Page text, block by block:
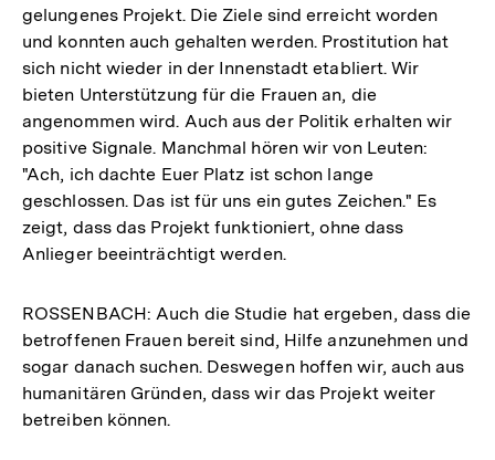
gelungenes Projekt. Die Ziele sind erreicht worden
und konnten auch gehalten werden. Prostitution hat
sich nicht wieder in der Innenstadt etabliert. Wir
bieten Unterstützung für die Frauen an, die
angenommen wird. Auch aus der Politik erhalten wir
positive Signale. Manchmal hören wir von Leuten:
"Ach, ich dachte Euer Platz ist schon lange
geschlossen. Das ist für uns ein gutes Zeichen." Es
zeigt, dass das Projekt funktioniert, ohne dass
Anlieger beeinträchtigt werden.
ROSSENBACH: Auch die Studie hat ergeben, dass die
betroffenen Frauen bereit sind, Hilfe anzunehmen und
sogar danach suchen. Deswegen hoffen wir, auch aus
humanitären Gründen, dass wir das Projekt weiter
betreiben können.